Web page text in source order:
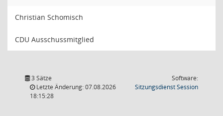
Christian Schomisch
CDU Ausschussmitglied
3 Sätze
Letzte Änderung: 07.08.2026
18:15:28
Software:
SitzungsdienstSession(Wird in